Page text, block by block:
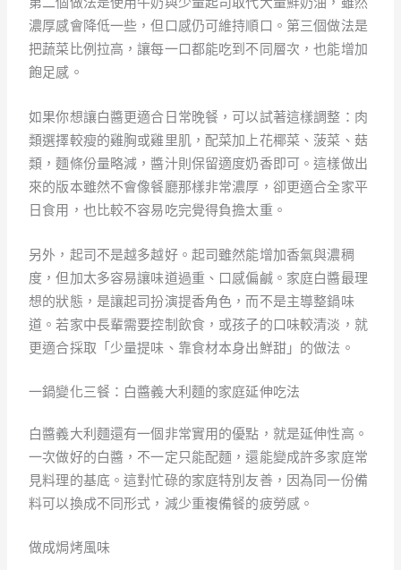
濃厚感會降低一些，但口感仍可維持順口。第三個做法是
把蔬菜比例拉高，讓每一口都能吃到不同層次，也能增加
飽足感。
如果你想讓白醬更適合日常晚餐，可以試著這樣調整：肉
類選擇較瘦的雞胸或雞里肌，配菜加上花椰菜、菠菜、菇
類，麵條份量略減，醬汁則保留適度奶香即可。這樣做出
來的版本雖然不會像餐廳那樣非常濃厚，卻更適合全家平
日食用，也比較不容易吃完覺得負擔太重。
另外，起司不是越多越好。起司雖然能增加香氣與濃稠
度，但加太多容易讓味道過重、口感偏鹹。家庭白醬最理
想的狀態，是讓起司扮演提香角色，而不是主導整鍋味
道。若家中長輩需要控制飲食，或孩子的口味較清淡，就
更適合採取「少量提味、靠食材本身出鮮甜」的做法。
一鍋變化三餐：白醬義大利麵的家庭延伸吃法
白醬義大利麵還有一個非常實用的優點，就是延伸性高。
一次做好的白醬，不一定只能配麵，還能變成許多家庭常
見料理的基底。這對忙碌的家庭特別友善，因為同一份備
料可以換成不同形式，減少重複備餐的疲勞感。
做成焗烤風味